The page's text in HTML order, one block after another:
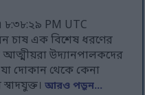
৮:৩৮:২৯ PM UTC
চাষ এক বিশেষ ধরণের
আত্মীয়রা উদ্যানপালকদের
দোকান থেকে কেনা
আরও পড়ুন...